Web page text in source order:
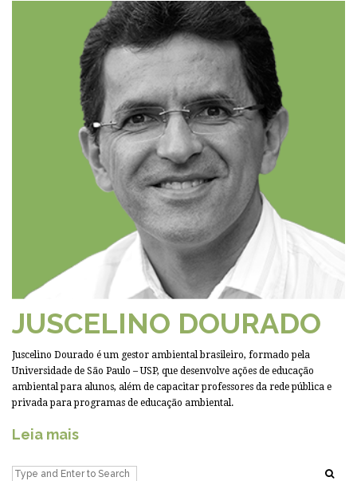
JUSCELINO DOURADO
Juscelino Dourado é um gestor ambiental brasileiro, formado pela
Universidade de São Paulo – USP, que desenvolve ações de educação
ambiental para alunos, além de capacitar professores da rede pública e
privada para programas de educação ambiental.
Leia mais